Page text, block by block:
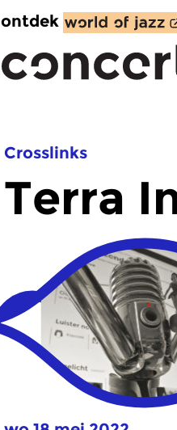
ontdek
Crosslinks
Terra